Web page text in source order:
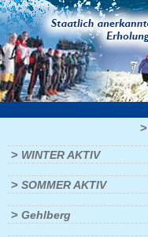
>
> WINTER AKTIV
> SOMMER AKTIV
> Gehlberg